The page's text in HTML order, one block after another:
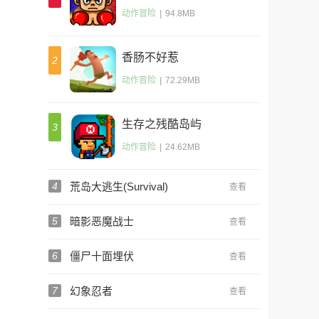
动作冒险 94.8MB
2 香肠不好惹
动作冒险 72.29MB
3 生存之残酷岛屿
动作冒险 24.62MB
4 荒岛大逃生(Survival) 查看
5 暗影恶魔战士 查看
6 僵尸十面埋伏 查看
7 幻象忍者 查看